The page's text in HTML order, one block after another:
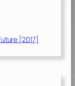
[2017]